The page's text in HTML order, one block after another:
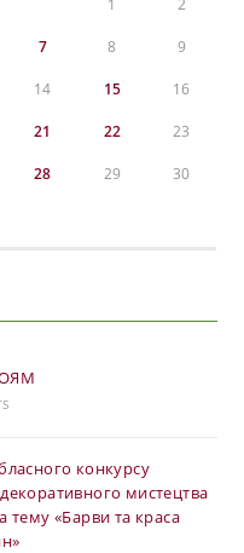
7 8 9
14 15 16
21 22 23
28 29 30
конкурсу
мистецтва
тему «Барви та краса